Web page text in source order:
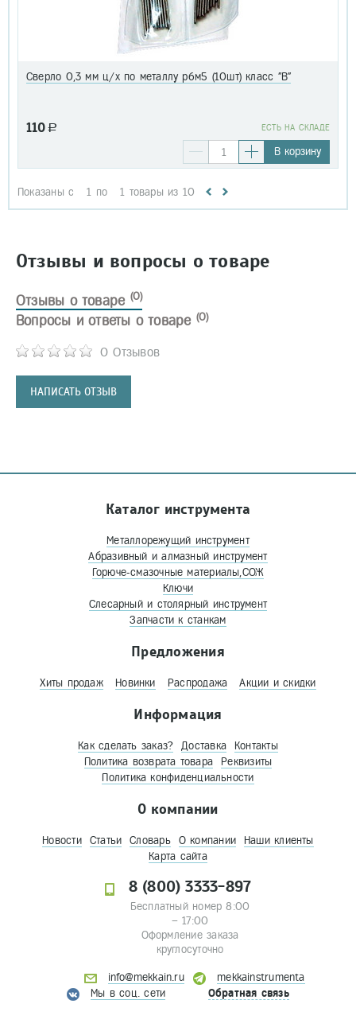
Сверло 0,3 мм ц/х по металлу р6м5 (10шт) класс "В"
110 a EСТЬ НА СКЛАДЕ
В корзину
Показаны с 1 по 1 товары из 10
Отзывы и вопросы о товаре
Отзывы о товаре (0)
0 Отзывов
НАПИСАТЬ ОТЗЫВ
Вопросы и ответы о товаре (0)
Каталог инструмента
Металлорежущий инструмент
Абразивный и алмазный инструмент
Горюче-смазочные материалы,СОЖ
Ключи
Слесарный и столярный инструмент
Запчасти к станкам
Предложения
Хиты продаж Новинки Распродажа Акции и скидки
Информация
Как сделать заказ? Доставка
Контакты
Политика возврата товара
Реквизиты
Политика конфиденциальности
О компании
Новости Статьи Словарь О компании
Наши клиенты
Карта сайта
8 (800) 3333-897
Бесплатный номер 8:00
– 17:00
Оформление заказа
круглосуточно
info@mekkain.ru
mekkainstrumenta
Мы в соц. сети
Обратная связь